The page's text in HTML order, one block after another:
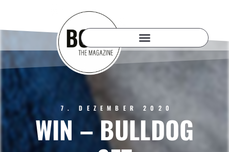
7. DEZEMBER 2020
WIN – BULLDOG